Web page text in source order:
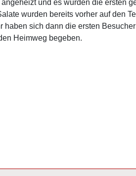
und es wurden die ersten
wurden bereits vorher auf den
sich dann die ersten
Heimweg begeben.